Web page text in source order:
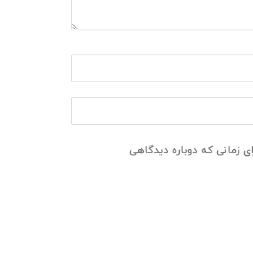
زمانی که دوباره دیدگاهی